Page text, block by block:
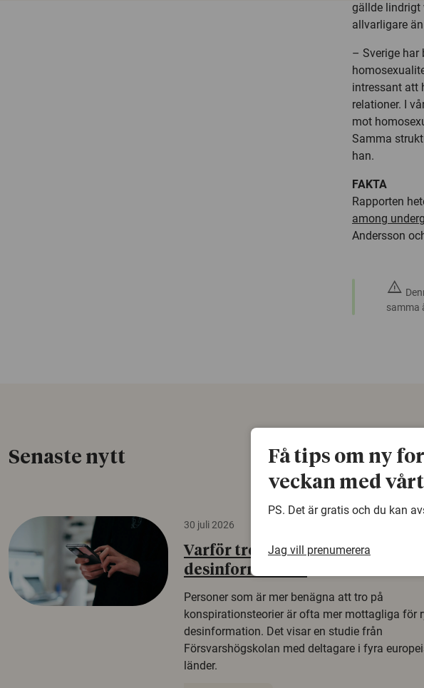
gällde lindrigt
allvarligare
– Sverige har
intressant att
relationer. I
mot
Samma
han.
FAKTA
Rapporten
among
Andersson
warning
samma
Senaste nytt
30 juli 2026
Varför tror vissa på rysk
desinformation?
Personer som är mer benägna att tro på
konspirationsteorier är ofta mer mottagliga för
desinformation. Det visar en studie från
Försvarshögskolan med deltagare i fyra
länder.
Få tips om ny
veckan med
PS. Det är gratis och du kan
Jag vill prenumerera